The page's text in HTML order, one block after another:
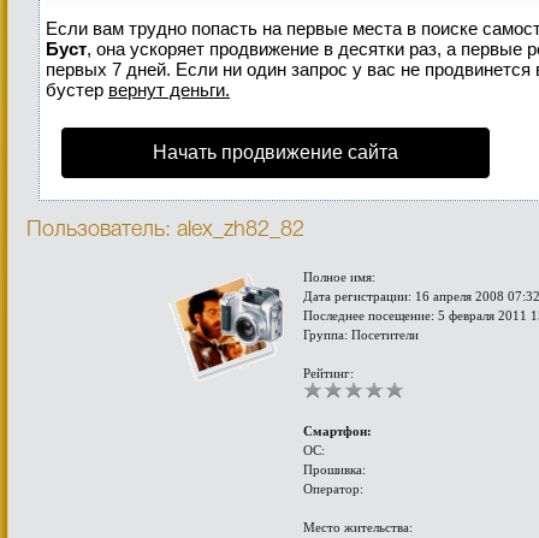
Если вам трудно попасть на первые места в поиске
Буст, она ускоряет продвижение в десятки раз, а первые
первых 7 дней. Если ни один запрос у вас не
бустер вернут деньги.
Начать продвижение сайта
Пользователь: alex_zh82_82
Полное имя:
Дата регистрации: 16 апреля 2008 07:32
Последнее посещение: 5 февраля 2011
Группа: Посетители
Рейтинг:
Смартфон:
ОС:
Прошивка:
Оператор:
Место жительства: